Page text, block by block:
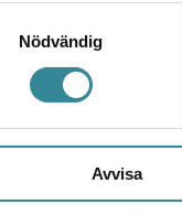
Nödvändig
Avvisa
att den befintliga
används i
samt i